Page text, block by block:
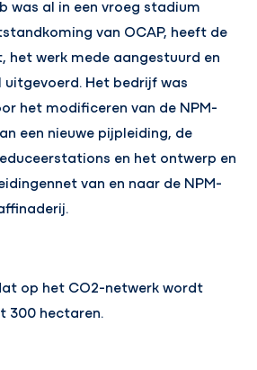
was al in een vroeg stadium
van OCAP, heeft de
het werk mede aangestuurd en
Het bedrijf was
het modificeren van de NPM-
een nieuwe pijpleiding, de
en het ontwerp en
van en naar de NPM-
op het CO2-netwerk wordt
300 hectaren.